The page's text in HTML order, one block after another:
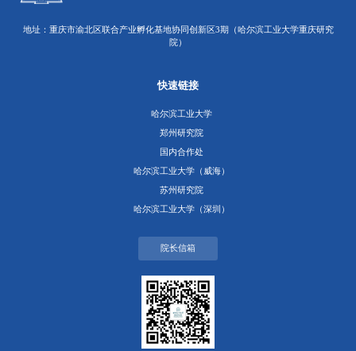
地址：重庆市渝北区联合产业孵化基地协同创新区3期（哈尔滨工业大学重庆研究
院）
快速链接
哈尔滨工业大学
郑州研究院
国内合作处
哈尔滨工业大学（威海）
苏州研究院
哈尔滨工业大学（深圳）
院长信箱